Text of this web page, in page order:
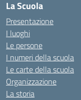
La Scuola
Presentazione
I luoghi
Le persone
I numeri della scuola
Le carte della scuola
Organizzazione
La storia